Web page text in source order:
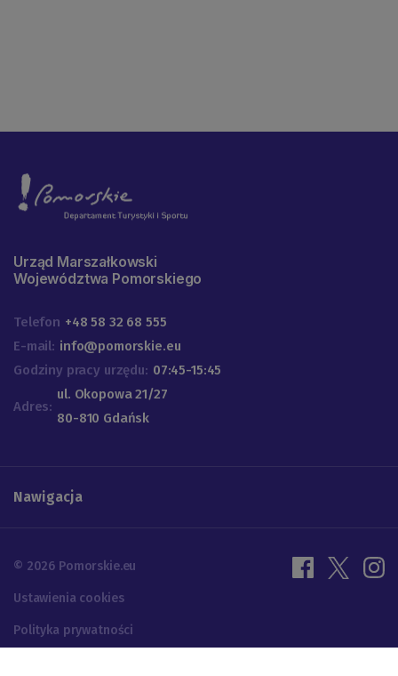
Urząd Marszałkowski
Województwa Pomorskiego
Telefon +48 58 32 68 555
E-mail: info@pomorskie.eu
Godziny pracy urzędu: 07:45-15:45
Adres:
ul. Okopowa 21/27
80-810 Gdańsk
Nawigacja
© 2026 Pomorskie.eu
Ustawienia cookies
Polityka prywatności